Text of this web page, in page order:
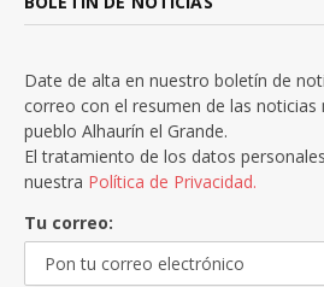
Date de alta en nuestro boletín de
correo con el resumen de las
pueblo Alhaurín el Grande.
El tratamiento de los datos
nuestra Política de Privacidad.
Tu correo: